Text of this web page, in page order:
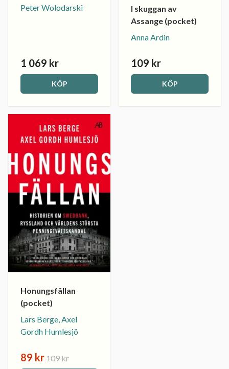
Peter Wolodarski
1 069 kr
KÖP
I skuggan av
Assange (pocket)
Anna Ardin
109 kr
KÖP
Honungsfällan
(pocket)
Lars Berge, Axel
Gordh Humlesjö
89 kr109 kr